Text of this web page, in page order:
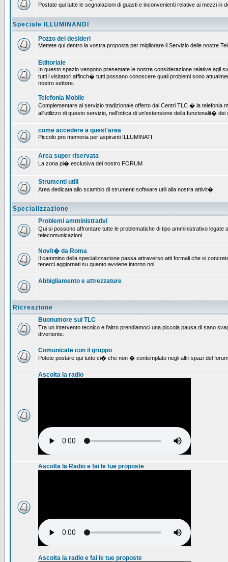
Postate qui tutte le segnalazioni di guasti e inconvenienti relative ai mezzi in
Speciale ILLUMINANDI
Pozzo dei desideri
Mettete qui dentro la vostra proposta per migliorare il Servizio delle nostre
Editoriale
In questo spazio vengono presentate le nostre considerazione relative agli
tutti i visitatori affinch� tutti possano conoscere quali problemi sono
nostro settore.
Telefonia Mobile
Complementare al servizio tradizionale offerto dai Centri TLC � la telefonia
all'utilizzo di questo servizio, nell'ottica di un'estensione della funzionalit�
come accedere a quest'area
Piccolo pro memoria per aspiranti ILLUMINATI.
Area super riservata
La zona pi� esclusiva del nostro FORUM
Strumenti utili
Area dedicata allo scambio di strumenti software utili alla nostra attivit�.
Specializzazione
Problemi amministrativi
Qui si possono affrontare tutte le problematiche di tipo amministrativo
telecomunicazioni.
Novit� da Roma
Il cammino della specializzazione passa attraverso atti formali che si
tenerci aggiornati su quanto avviene intorno noi.
Abbigliamento e attrezzature
Ricreazione
Buonumore sui TLC
Tra un intervento tecnico e l'altro prendiamoci una piccola pausa di sano
divertente.
Comunicate con il gruppo
Potete postare qui tutto ci� che non � contemplato negli altri spazi del
Ascolta la radio
Ascolta la Radio e fai le tue proposte
Ascolta la radio e fai le tue proposte